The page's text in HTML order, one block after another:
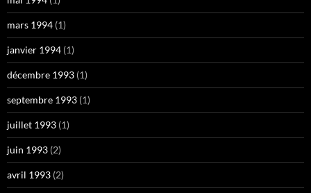
mars 1994 (1)
janvier 1994 (1)
décembre 1993 (1)
septembre 1993 (1)
juillet 1993 (1)
juin 1993 (2)
avril 1993 (2)